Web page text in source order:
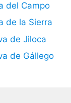
del Campo
de la Sierra
de Jiloca
de Gállego